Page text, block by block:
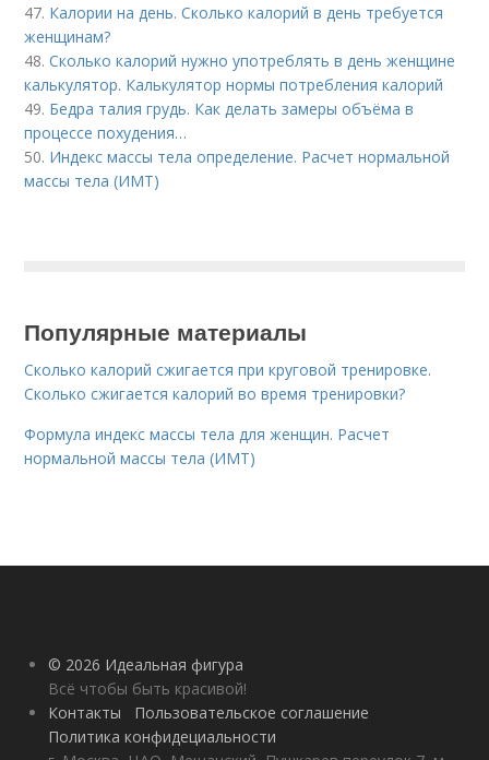
47. Калории на день. Сколько калорий в день требуется
женщинам?
48.Сколько калорий нужно употреблять в день женщине
калькулятор. Калькулятор нормы потребления калорий
49. Бедра талия грудь. Как делать замеры объёма в
процессе похудения…
50. Индекс массы тела определение. Расчет нормальной
массы тела (ИМТ)
Популярные материалы
Сколько калорий сжигается при круговой тренировке.
Сколько сжигается калорий во время тренировки?
Формула индекс массы тела для женщин. Расчет
нормальной массы тела (ИМТ)
© 2026 Идеальная фигура
Всё чтобы быть красивой!
Контакты
Пользовательское соглашение
Политика конфидециальности